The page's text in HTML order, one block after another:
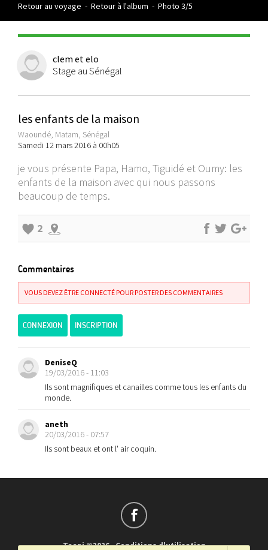
Retour au voyage - Retour à l'album - Photo 3/5
clem et elo
Stage au Sénégal
les enfants de la maison
Waoundé, Matam, Sénégal
Samedi 12 mars 2016 à 00h05
je vous présente Papa, Hamo, Tiguidé et Oumy: les
enfants de la maison avec qui nous passons
beaucoup de temps.
2
Commentaires
VOUS DEVEZ ÊTRE CONNECTÉ POUR POSTER DES COMMENTAIRES
CONNEXION INSCRIPTION
DeniseQ
19/03/2016 - 11:03
Ils sont magnifiques et canailles comme tous les enfants du
monde.
aneth
20/03/2016 - 07:57
Ils sont beaux et ont l' air coquin.
Teepi ©2026-Conditions d'utilisation